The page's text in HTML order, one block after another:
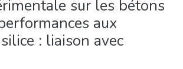
sur les bétons
aux
: liaison avec